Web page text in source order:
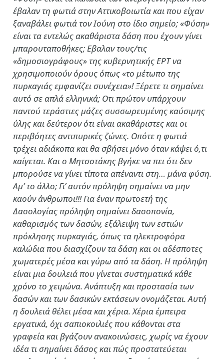
έβαλαν τη φωτιά στην Αττικοβοιωτία και που είχαν
ξαναβάλει φωτιά τον Ιούνη στο ίδιο σημείο; «Φύση»
είναι τα εντελώς ακαθάριστα δάση που έχουν γίνει
μπαρουταποθήκες; Εβαλαν τους/τις
«δημοσιογράφους» της κυβερνητικής ΕΡΤ να
χρησιμοποιούν όρους όπως «το μέτωπο της
πυρκαγιάς εμφανίζει συνέχεια»! Ξέρετε τι σημαίνει
αυτό σε απλά ελληνικά; Οτι πρώτον υπάρχουν
παντού τεράστιες μάζες συσσωρευμένης καύσιμης
ύλης και δεύτερον ότι είναι ακαθάριστες και οι
περιβόητες αντιπυρικές ζώνες. Οπότε η φωτιά
τρέχει αδιάκοπα και θα σβήσει μόνο όταν κάψει ό,τι
καίγεται. Και ο Μητσοτάκης βγήκε να πει ότι δεν
μπορούσε να γίνει τίποτα απέναντι στη… μάνα φύση.
Αμ’ το άλλο; Γι’ αυτόν πρόληψη σημαίνει να μην
καούν άνθρωποι!!! Για έναν πρωτοετή της
Δασολογίας πρόληψη σημαίνει δασοπονία,
καθαρισμός των δασών, εξάλειψη των εστιών
πρόκλησης πυρκαγιάς, όπως τα ηλεκτροφόρα
καλώδια που διασχίζουν τα δάση και οι αδέσποτες
χωματερές μέσα και γύρω από τα δάση. Η πρόληψη
είναι μια δουλειά που γίνεται συστηματικά κάθε
χρόνο το χειμώνα. Ανάπτυξη και προστασία των
δασών και των δασικών εκτάσεων ονομάζεται. Αυτή
η δουλειά θέλει μέσα και χέρια. Χέρια έμπειρα
εργατικά, όχι σαπιοκοιλιές που κάθονται στα
γραφεία και βγάζουν ανακοινώσεις, χωρίς να έχουν
ιδέα τι σημαίνει δάσος και πώς προστατεύεται